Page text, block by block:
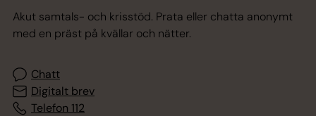
Akut samtals- och krisstöd. Prata eller chatta anonymt
med en präst på kvällar och nätter.
Chatt
Digitalt brev
Telefon 112